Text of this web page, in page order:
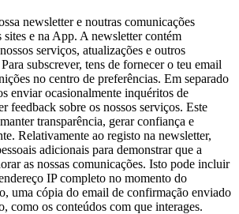
newsletter e noutras comunicações
sites e na App. A newsletter contém
serviços, atualizações e outros
subscrever, tens de fornecer o teu email
no centro de preferências. Em separado
enviar ocasionalmente inquéritos de
feedback sobre os nossos serviços. Este
transparência, gerar confiança e
Relativamente ao registo na newsletter,
adicionais para demonstrar que a
as nossas comunicações. Isto pode incluir
IP completo no momento do
uma cópia do email de confirmação enviado
como os conteúdos com que interages.